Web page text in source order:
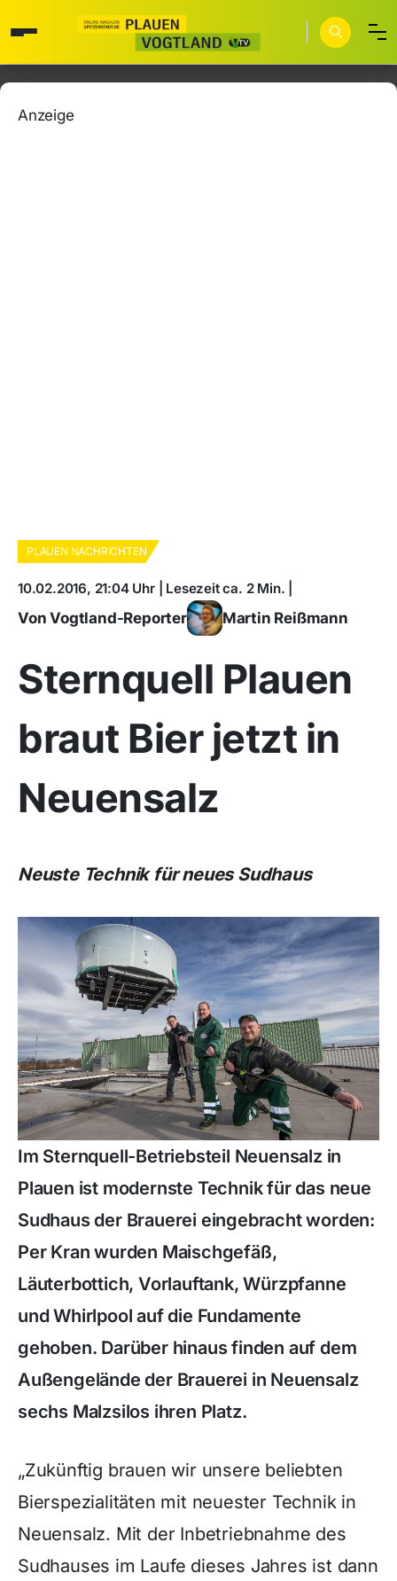
Anzeige
PLAUEN NACHRICHTEN
10.02.2016, 21:04 Uhr | Lesezeit ca. 2 Min. |
Von Vogtland-Reporter Martin Reißmann
Sternquell Plauen
braut Bier jetzt in
Neuensalz
Neuste Technik für neues Sudhaus
Im Sternquell-Betriebsteil Neuensalz in
Plauen ist modernste Technik für das neue
Sudhaus der Brauerei eingebracht worden:
Per Kran wurden Maischgefäß,
Läuterbottich, Vorlauftank, Würzpfanne
und Whirlpool auf die Fundamente
gehoben. Darüber hinaus finden auf dem
Außengelände der Brauerei in Neuensalz
sechs Malzsilos ihren Platz.
„Zukünftig brauen wir unsere beliebten
Bierspezialitäten mit neuester Technik in
Neuensalz. Mit der Inbetriebnahme des
Sudhauses im Laufe dieses Jahres ist dann